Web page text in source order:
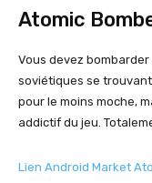
Atomic
Vous devez
soviétiques se
pour le moins moche,
addictif du jeu.
Lien Android Market